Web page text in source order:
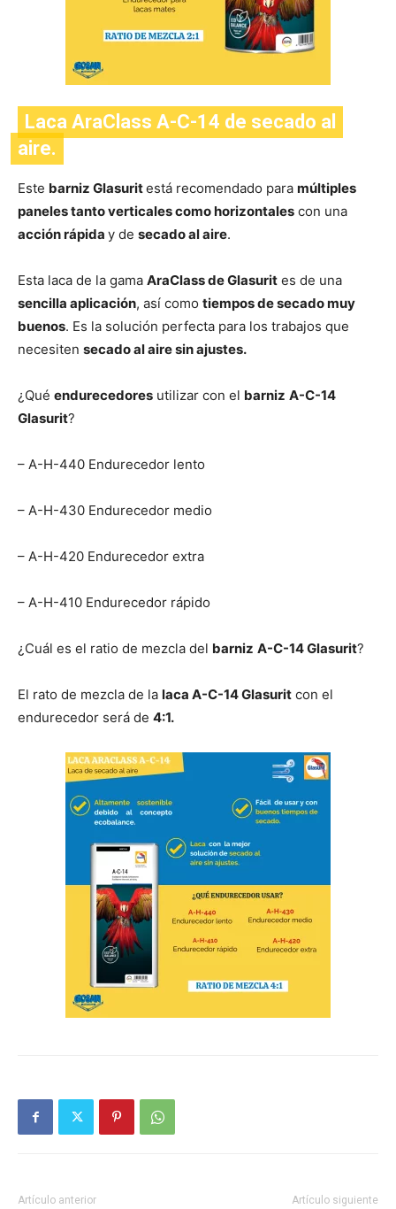
Laca AraClass A-C-14 de secado al
aire.
Este barniz Glasuritestá recomendado para múltiples
paneles tanto verticales como horizontales con una
acción rápida y de secado al aire.
Esta laca de la gama AraClass de Glasurit es de una
sencilla aplicación, así como tiempos de secado muy
buenos. Es la solución perfecta para los trabajos que
necesiten secado al aire sin ajustes.
¿Qué endurecedores utilizar con el barniz A-C-14
Glasurit?
– A-H-440 Endurecedor lento
– A-H-430 Endurecedor medio
– A-H-420 Endurecedor extra
– A-H-410 Endurecedor rápido
¿Cuál es el ratio de mezcla del barniz A-C-14 Glasurit?
El rato de mezcla de la laca A-C-14 Glasurit con el
endurecedor será de 4:1.
Artículo anterior Artículo siguiente